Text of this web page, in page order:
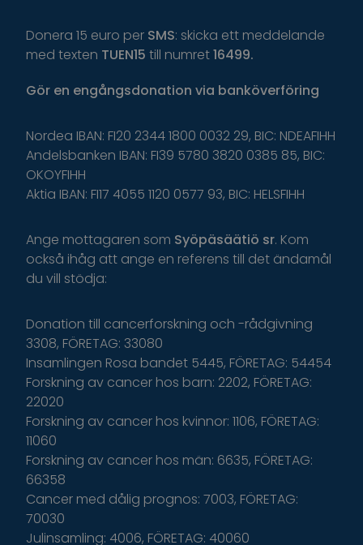
Donera 15 euro per SMS: skicka ett meddelande
med texten TUEN15 till numret16499.
Gör en engångsdonation via banköverföring
Nordea IBAN: FI20 2344 1800 0032 29, BIC: NDEAFIHH
Andelsbanken IBAN: FI39 5780 3820 0385 85, BIC:
OKOYFIHH
Aktia IBAN: FI17 4055 1120 0577 93, BIC: HELSFIHH
Ange mottagaren som Syöpäsäätiö sr. Kom
också ihåg att ange en referens till det ändamål
du vill stödja:
Donation till cancerforskning och -rådgivning
3308, FÖRETAG: 33080
Insamlingen Rosa bandet 5445, FÖRETAG: 54454
Forskning av cancer hos barn: 2202, FÖRETAG:
22020
Forskning av cancer hos kvinnor: 1106, FÖRETAG:
11060
Forskning av cancer hos män: 6635, FÖRETAG:
66358
Cancer med dålig prognos: 7003, FÖRETAG:
70030
Julinsamling: 4006, FÖRETAG: 40060